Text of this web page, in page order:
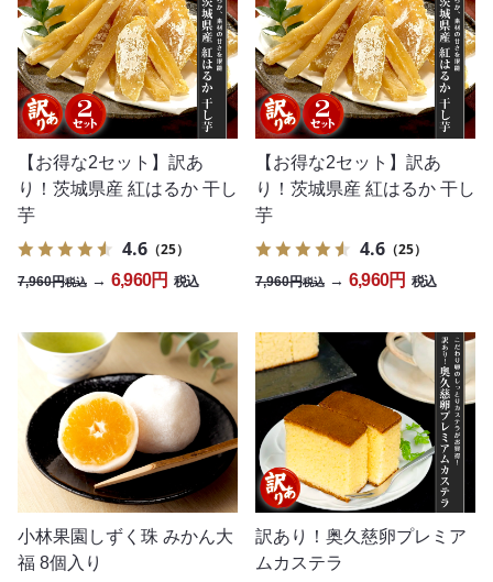
【お得な2セット】訳あ
り！茨城県産 紅はるか 干し
芋
4.6 （25）
7,960円税込 → 6,960円 税込
【お得な2セット】訳あ
り！茨城県産 紅はるか 干し
芋
4.6 （25）
7,960円税込 → 6,960円 税込
小林果園しずく珠 みかん大
福 8個入り
訳あり！奥久慈卵プレミア
ムカステラ